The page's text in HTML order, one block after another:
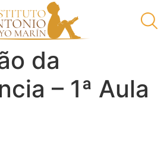
da
– 1ª Aula